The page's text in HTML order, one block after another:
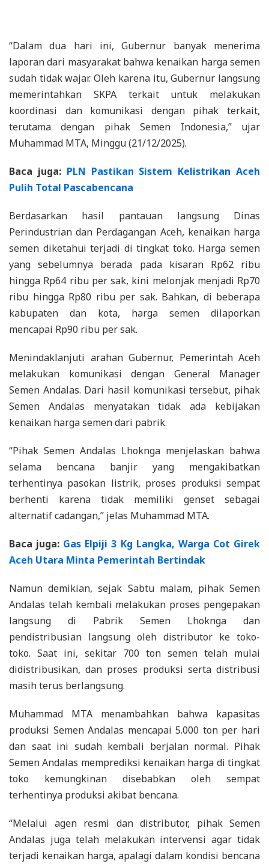
“Dalam dua hari ini, Gubernur banyak menerima
laporan dari masyarakat bahwa kenaikan harga semen
sudah tidak wajar. Oleh karena itu, Gubernur langsung
memerintahkan SKPA terkait untuk melakukan
koordinasi dan komunikasi dengan pihak terkait,
terutama dengan pihak Semen Indonesia,” ujar
Muhammad MTA, Minggu (21/12/2025).
Baca juga: PLN Pastikan Sistem Kelistrikan Aceh
Pulih Total Pascabencana
Berdasarkan hasil pantauan langsung Dinas
Perindustrian dan Perdagangan Aceh, kenaikan harga
semen diketahui terjadi di tingkat toko. Harga semen
yang sebelumnya berada pada kisaran Rp62 ribu
hingga Rp64 ribu per sak, kini melonjak menjadi Rp70
ribu hingga Rp80 ribu per sak. Bahkan, di beberapa
kabupaten dan kota, harga semen dilaporkan
mencapai Rp90 ribu per sak.
Menindaklanjuti arahan Gubernur, Pemerintah Aceh
melakukan komunikasi dengan General Manager
Semen Andalas. Dari hasil komunikasi tersebut, pihak
Semen Andalas menyatakan tidak ada kebijakan
kenaikan harga semen dari pabrik.
“Pihak Semen Andalas Lhoknga menjelaskan bahwa
selama bencana banjir yang mengakibatkan
terhentinya pasokan listrik, proses produksi sempat
berhenti karena tidak memiliki genset sebagai
alternatif cadangan,” jelas Muhammad MTA.
Baca juga: Gas Elpiji 3 Kg Langka, Warga Cot Girek
Aceh Utara Minta Pemerintah Bertindak
Namun demikian, sejak Sabtu malam, pihak Semen
Andalas telah kembali melakukan proses pengepakan
langsung di Pabrik Semen Lhoknga dan
pendistribusian langsung oleh distributor ke toko-
toko. Saat ini, sekitar 700 ton semen telah mulai
didistribusikan, dan proses produksi serta distribusi
masih terus berlangsung.
Muhammad MTA menambahkan bahwa kapasitas
produksi Semen Andalas mencapai 5.000 ton per hari
dan saat ini sudah kembali berjalan normal. Pihak
Semen Andalas memprediksi kenaikan harga di tingkat
toko kemungkinan disebabkan oleh sempat
terhentinya produksi akibat bencana.
“Melalui agen resmi dan distributor, pihak Semen
Andalas juga telah melakukan intervensi agar tidak
terjadi kenaikan harga, apalagi dalam kondisi bencana